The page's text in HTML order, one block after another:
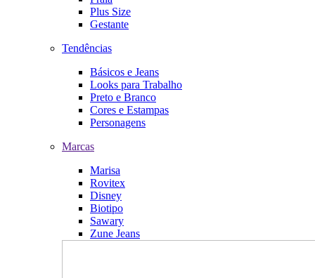
Plus Size
Gestante
Tendências
Básicos e Jeans
Looks para Trabalho
Preto e Branco
Cores e Estampas
Personagens
Marcas
Marisa
Rovitex
Disney
Biotipo
Sawary
Zune Jeans